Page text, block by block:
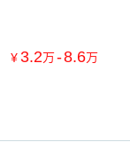
￥ 3.2万-8.6万